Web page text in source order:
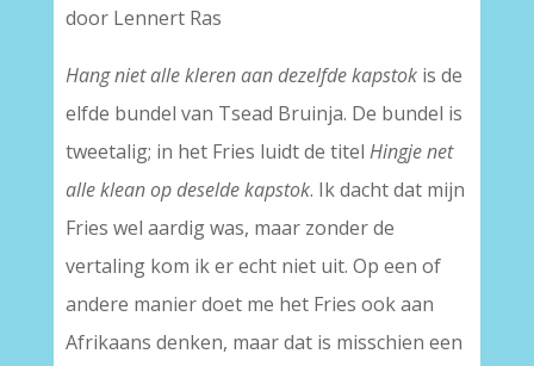
door Lennert Ras
Hang niet alle kleren aan dezelfde kapstokis de
elfde bundel van Tsead Bruinja. De bundel is
tweetalig; in het Fries luidt de titel Hingje net
alle klean op deselde kapstok. Ik dacht dat mijn
Fries wel aardig was, maar zonder de
vertaling kom ik er echt niet uit. Op een of
andere manier doet me het Fries ook aan
Afrikaans denken, maar dat is misschien een